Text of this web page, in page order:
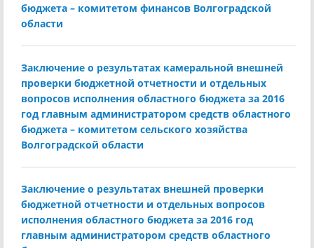
бюджета – комитетом финансов Волгоградской
области
Заключение о результатах камеральной внешней
проверки бюджетной отчетности и отдельных
вопросов исполнения областного бюджета за 2016
год главным администратором средств областного
бюджета – комитетом сельского хозяйства
Волгоградской области
Заключение о результатах внешней проверки
бюджетной отчетности и отдельных вопросов
исполнения областного бюджета за 2016 год
главным администратором средств областного